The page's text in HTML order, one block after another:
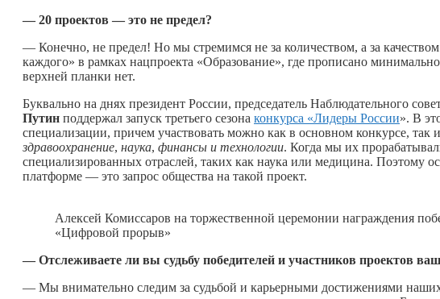
— 20 проектов — это не предел?
— Конечно, не предел! Но мы стремимся не за количеством, а за
каждого» в рамках нацпроекта «Образование», где прописано
верхней планки нет.
Буквально на днях президент России, председатель Наблюдательного
Путин поддержал запуск третьего сезона конкурса «Лидеры России». В
специализации, причем участвовать можно как в основном конкурсе, так
здравоохранение, наука, финансы и технологии. Когда мы их
специализированных отраслей, таких как наука или медицина. Поэтому
платформе — это запрос общества на такой проект.
Алексей Комиссаров на торжественной церемонии награждения
«Цифровой прорыв»
— Отслеживаете ли вы судьбу победителей и участников проектов
— Мы внимательно следим за судьбой и карьерными достижениями